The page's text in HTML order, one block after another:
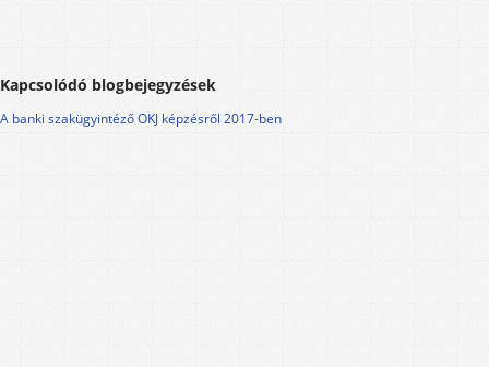
Kapcsolódó blogbejegyzések
A banki szakügyintéző OKJ képzésről 2017-ben